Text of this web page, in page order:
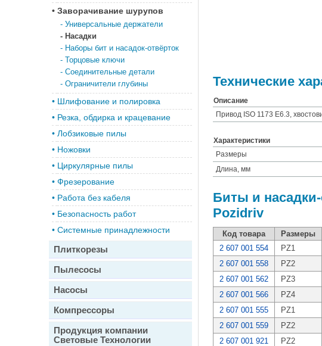
• Заворачивание шурупов
- Универсальные держатели
- Насадки
- Наборы бит и насадок-отвёрток
- Торцовые ключи
- Соединительные детали
- Ограничители глубины
• Шлифование и полировка
• Резка, обдирка и крацевание
• Лобзиковые пилы
• Ножовки
• Циркулярные пилы
• Фрезерование
• Работа без кабеля
• Безопасность работ
• Системные принадлежности
Плиткорезы
Пылесосы
Насосы
Компрессоры
Продукция компании
Световые Технологии
Технические
Описание
Привод ISO 1173 E6.3,
Характеристики
Размеры
Длина, мм
Биты и
Pozidriv
Код товара Размеры
2 607 001 554
PZ1
2 607 001 558
PZ2
2 607 001 562
PZ3
2 607 001 566
PZ4
2 607 001 555
PZ1
2 607 001 559
PZ2
2 607 001 921
PZ2